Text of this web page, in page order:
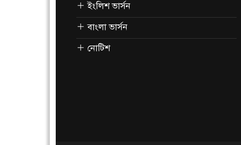
ইংলিশ ভার্সন
বাংলা ভার্সন
নোটিশ